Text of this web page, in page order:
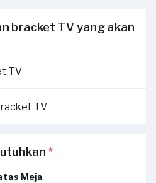
bracket TV yang akan
TV
TV
*
Meja